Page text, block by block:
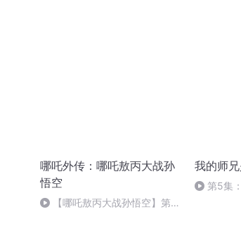
哪吒外传：哪吒敖丙大战孙
悟空
【哪吒敖丙大战孙悟空】第
我的师
第5集